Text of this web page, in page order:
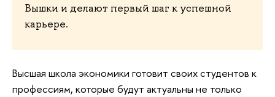
Вышки и делают первый шаг к успешной
карьере.
Высшая школа экономики готовит своих студентов к
профессиям, которые будут актуальны не только